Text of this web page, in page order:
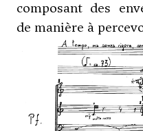
composant des
de manière à